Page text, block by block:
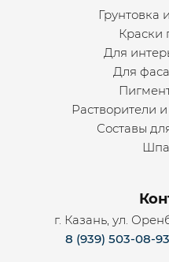
Грунтовка
Краски
Для
Для
Растворители
Составы
г. Казань, ул.
8 (939) 503-08-93